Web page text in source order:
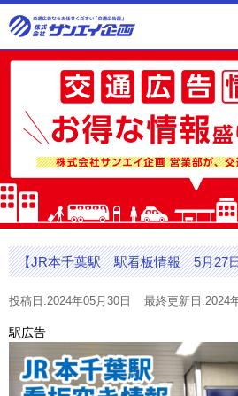
【JR本千葉駅 駅看板情報 5月27
投稿日:2024年05月30日 最終更新日:2024
駅広告